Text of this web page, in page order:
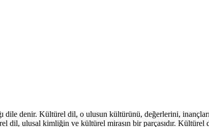
denir. Kültürel dil, o ulusun kültürünü, değerlerini,
dil, ulusal kimliğin ve kültürel mirasın bir parçasıdır.